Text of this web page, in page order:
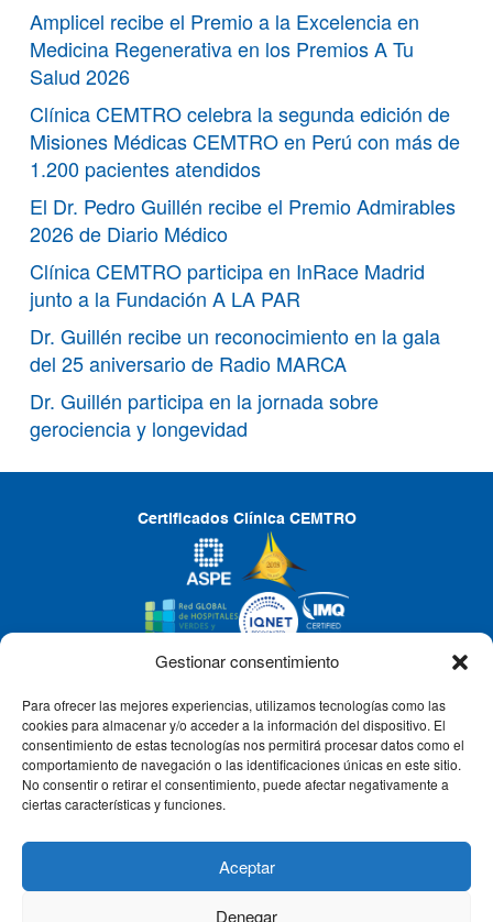
Gestionar consentimiento
Para ofrecer las mejores experiencias, utilizamos tecnologías como las
cookies para almacenar y/o acceder a la información del dispositivo. El
consentimiento de estas tecnologías nos permitirá procesar datos como el
comportamiento de navegación o las identificaciones únicas en este sitio.
No consentir o retirar el consentimiento, puede afectar negativamente a
ciertas características y funciones.
Aceptar
Denegar
Amplicel recibe el Premio a la Excelencia en
Medicina Regenerativa en los Premios A Tu
Salud 2026
Clínica CEMTRO celebra la segunda edición de
Misiones Médicas CEMTRO en Perú con más de
1.200 pacientes atendidos
El Dr. Pedro Guillén recibe el Premio Admirables
2026 de Diario Médico
Clínica CEMTRO participa en InRace Madrid
junto a la Fundación A LA PAR
Dr. Guillén recibe un reconocimiento en la gala
del 25 aniversario de Radio MARCA
Dr. Guillén participa en la jornada sobre
gerociencia y longevidad
Certificados Clínica CEMTRO
CLÍNICA CEMTRO
QUIÉNES SOMOS